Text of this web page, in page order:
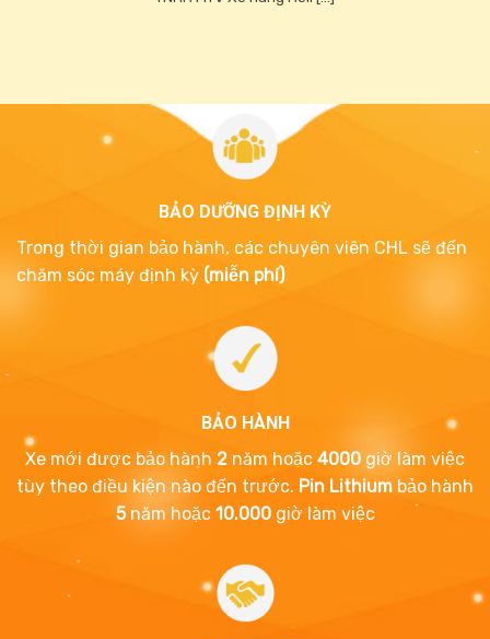
BẢO DƯỠNG ĐỊNH KỲ
Trong thời gian bảo hành, các chuyên viên CHL sẽ đến
chăm sóc máy định kỳ (miễn phí)
BẢO HÀNH
Xe mới được bảo hành 2 năm hoặc 4000 giờ làm việc
tùy theo điều kiện nào đến trước. Pin Lithium bảo hành
5năm hoặc 10.000 giờ làm việc